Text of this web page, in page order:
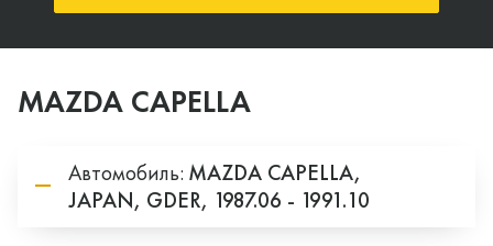
MAZDA CAPELLA
Автомобиль: MAZDA CAPELLA,
JAPAN, GDER, 1987.06 - 1991.10